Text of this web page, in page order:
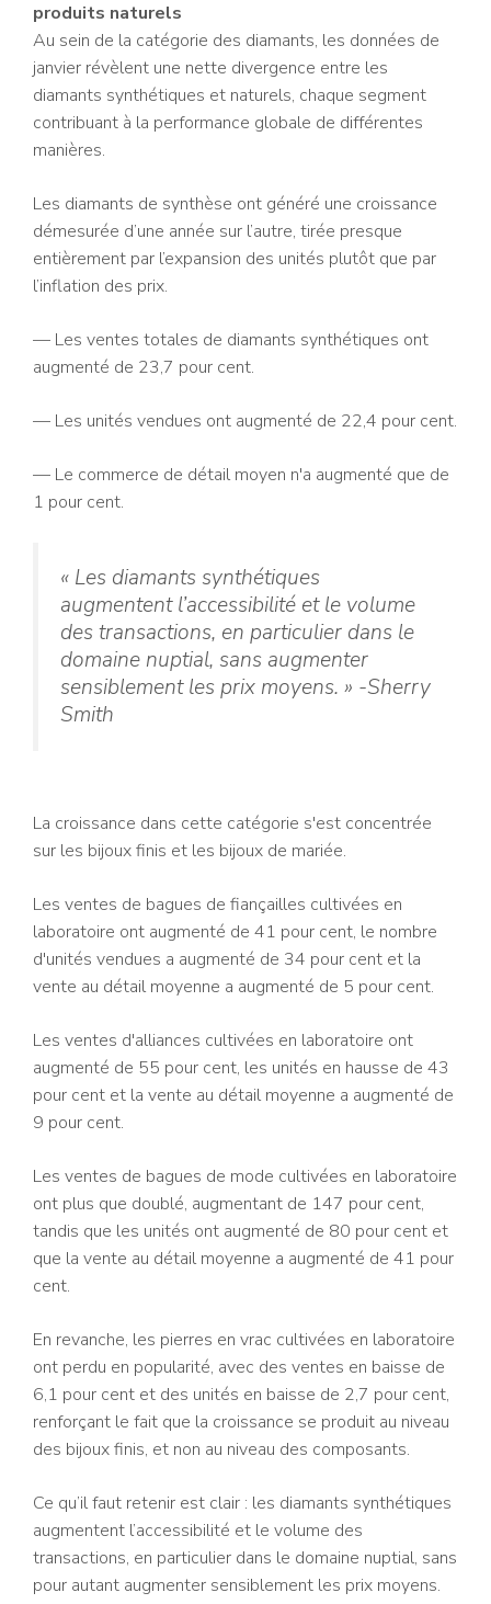
produits naturels
Au sein de la catégorie des diamants, les données de
janvier révèlent une nette divergence entre les
diamants synthétiques et naturels, chaque segment
contribuant à la performance globale de différentes
manières.
Les diamants de synthèse ont généré une croissance
démesurée d’une année sur l’autre, tirée presque
entièrement par l’expansion des unités plutôt que par
l’inflation des prix.
— Les ventes totales de diamants synthétiques ont
augmenté de 23,7 pour cent.
— Les unités vendues ont augmenté de 22,4 pour cent.
— Le commerce de détail moyen n'a augmenté que de
1 pour cent.
« Les diamants synthétiques
augmentent l’accessibilité et le volume
des transactions, en particulier dans le
domaine nuptial, sans augmenter
sensiblement les prix moyens. » -Sherry
Smith
La croissance dans cette catégorie s'est concentrée
sur les bijoux finis et les bijoux de mariée.
Les ventes de bagues de fiançailles cultivées en
laboratoire ont augmenté de 41 pour cent, le nombre
d'unités vendues a augmenté de 34 pour cent et la
vente au détail moyenne a augmenté de 5 pour cent.
Les ventes d'alliances cultivées en laboratoire ont
augmenté de 55 pour cent, les unités en hausse de 43
pour cent et la vente au détail moyenne a augmenté de
9 pour cent.
Les ventes de bagues de mode cultivées en laboratoire
ont plus que doublé, augmentant de 147 pour cent,
tandis que les unités ont augmenté de 80 pour cent et
que la vente au détail moyenne a augmenté de 41 pour
cent.
En revanche, les pierres en vrac cultivées en laboratoire
ont perdu en popularité, avec des ventes en baisse de
6,1 pour cent et des unités en baisse de 2,7 pour cent,
renforçant le fait que la croissance se produit au niveau
des bijoux finis, et non au niveau des composants.
Ce qu’il faut retenir est clair : les diamants synthétiques
augmentent l’accessibilité et le volume des
transactions, en particulier dans le domaine nuptial, sans
pour autant augmenter sensiblement les prix moyens.